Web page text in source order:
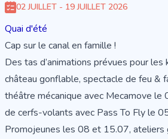
02 JUILLET - 19 JUILLET 2026
Quai d'été
Cap sur le canal en famille !
Des tas d’animations prévues pour les
château gonflable, spectacle de feu &
théâtre mécanique avec Mecamove le
de cerfs-volants avec Pass To Fly le
Promojeunes les 08 et 15.07, ateliers